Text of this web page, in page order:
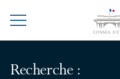
Menu
Recherche :